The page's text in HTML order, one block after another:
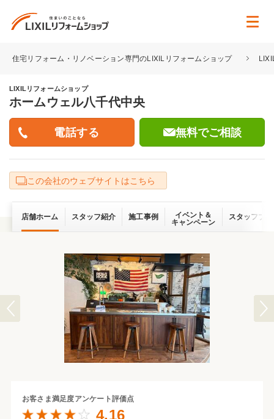
住宅リフォーム・リノベーション専門のLIXILリフォームショップ
LIXILリフォームショップ
ホームウェル八千代中央
無料でご相談
この会社のウェブサイトはこちら
店舗ホーム スタッフ紹介 施工事例
イベント＆
キャンペーン
スタッフブ
お客さま満足度アンケート評価点
4.16